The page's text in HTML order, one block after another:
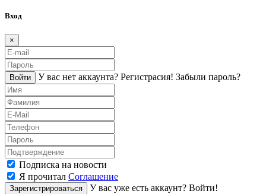
Вход
×
Войти У вас нет аккаунта? Регистраcия! Забыли пароль?
Подписка на новости
Я прочитал Соглашение
Зарегистрироваться У вас уже есть аккаунт? Войти!